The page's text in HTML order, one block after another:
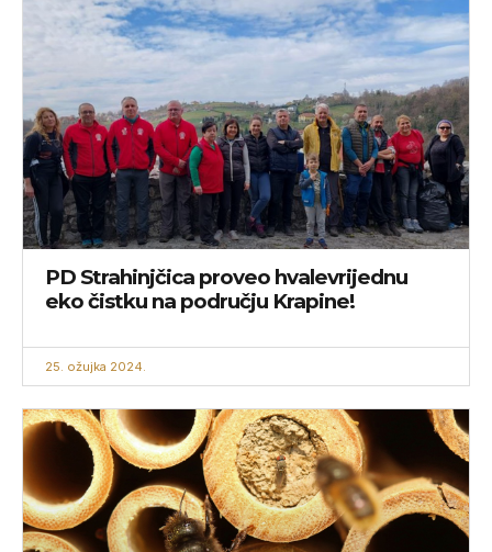
PD Strahinjčica proveo hvalevrijednu
eko čistku na području Krapine!
25. ožujka 2024.